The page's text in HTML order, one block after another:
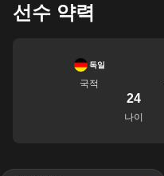
선수 약력
독일
국적
24
나이